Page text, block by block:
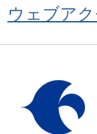
ウェブア